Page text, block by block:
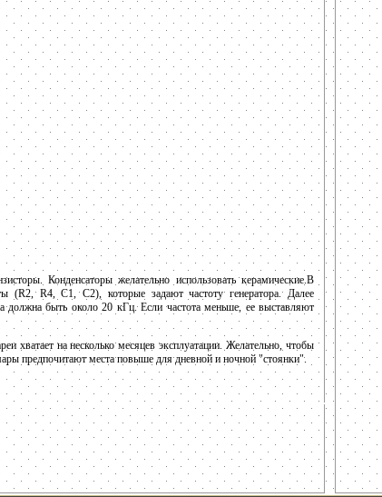
Конденсаторы желательно использовать керамические.В
(R2, R4, С1, С2), которые задают частоту генератора. Далее
должна быть около 20 кГц. Если частота меньше, ее выставляют
хватает на несколько месяцев эксплуатации. Желательно, чтобы
предпочитают места повыше для дневной и ночной "стоянки".